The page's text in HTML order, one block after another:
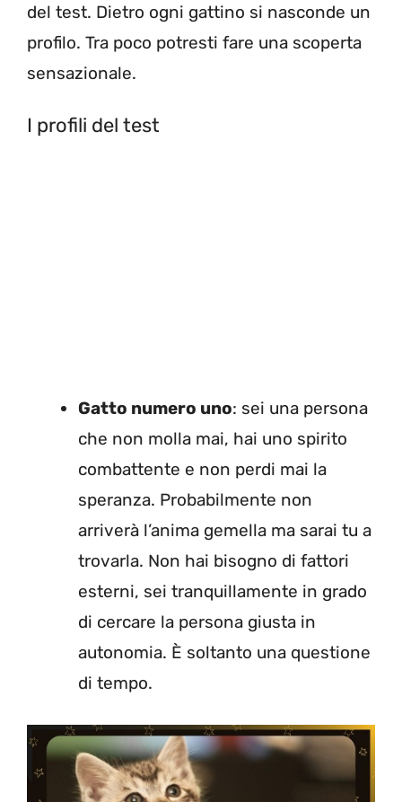
del test. Dietro ogni gattino si nasconde un
profilo. Tra poco potresti fare una scoperta
sensazionale.
I profili del test
Gatto numero uno: sei una persona
che non molla mai, hai uno spirito
combattente e non perdi mai la
speranza. Probabilmente non
arriverà l’anima gemella ma sarai tu a
trovarla. Non hai bisogno di fattori
esterni, sei tranquillamente in grado
di cercare la persona giusta in
autonomia. È soltanto una questione
di tempo.